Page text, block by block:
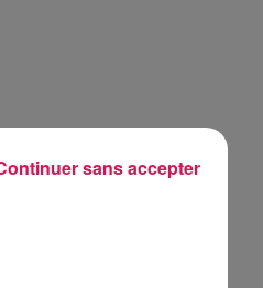
sans accepter